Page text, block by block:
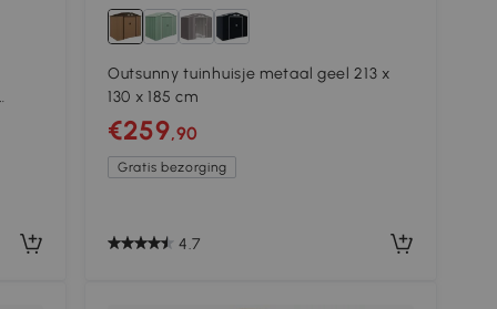
Outsunny tuinhuisje metaal geel 213 x
130 x 185 cm
€259,90
Gratis bezorging
4.7